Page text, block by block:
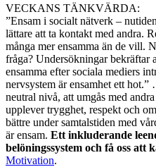
VECKANS TÄNKVÄRDA:
”Ensam i socialt nätverk –
lättare att ta kontakt med andra.
många mer ensamma än de vill.
fråga? Undersökningar bekräftar
ensamma efter sociala mediers
nervsystem är ensamhet ett
neutral nivå, att umgås med
upplever trygghet, respekt och
bättre under samtalstiden med
är ensam. Ett inkluderande
belöningssystem och få oss att
Motivation.